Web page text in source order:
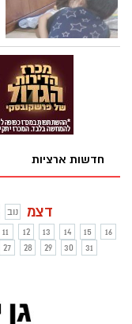
חדשות ארציות
נוב דצמ
11 12 13 14 15
16
27 28 29 30 31